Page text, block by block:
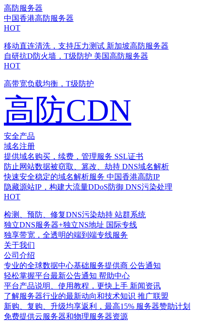
高防服务器
中国香港高防服务器
HOT
移动直连清洗，支持压力测试 新加坡高防服务器
自研抗D防火墙，T级防护 美国高防服务器
HOT
高带宽负载均衡，T级防护
高防CDN
安全产品
域名注册
提供域名购买，续费，管理服务 SSL证书
防止网站数据被窃取、篡改、劫持 DNS域名解析
快速安全稳定的域名解析服务 中国香港高防IP
隐藏源站IP，构建大流量DDoS防御 DNS污染处理
HOT
检测、预防、修复DNS污染劫持 站群系统
独立DNS服务器+独立NS地址 国际专线
独享带宽，全透明的端到端专线服务
关于我们
公司介绍
专业的全球数据中心基础服务提供商 公告通知
轻松掌握平台最新公告通知 帮助中心
平台产品说明、使用教程，更快上手 新闻资讯
了解服务器行业的最新动向和技术知识 推广联盟
新购、复购、升级均享返利，最高15% 服务器赞助计划
免费提供云服务器和物理服务器资源